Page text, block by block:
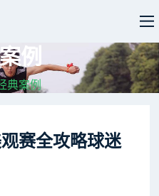
例
典案例
赛全攻略球迷